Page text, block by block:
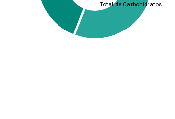
Total de Carbohidratos